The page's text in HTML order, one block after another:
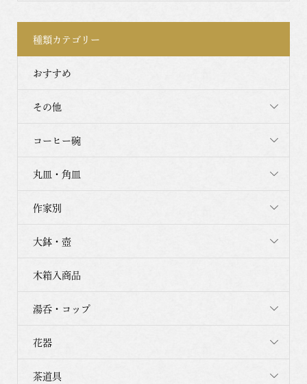
種類カテゴリー
おすすめ
その他
コーヒー碗
丸皿・角皿
作家別
大鉢・壺
木箱入商品
湯呑・コップ
花器
茶道具